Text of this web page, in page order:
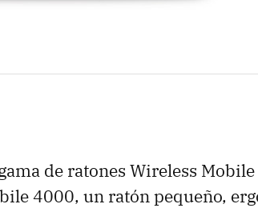
de ratones Wireless
4000, un ratón pequeño,